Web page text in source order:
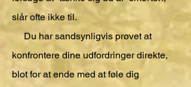
slår ofte ikke til.
Du har sandsynligvis prøvet at
konfrontere dine udfordringer direkte,
blot for at ende med at føle dig